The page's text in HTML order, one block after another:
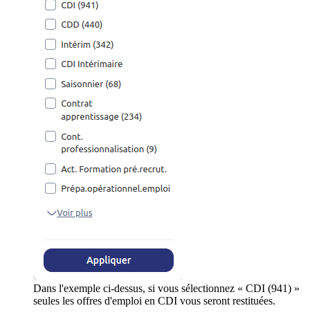
Dans l'exemple ci-dessus, si vous sélectionnez « CDI (941) »
seules les offres d'emploi en CDI vous seront restituées.